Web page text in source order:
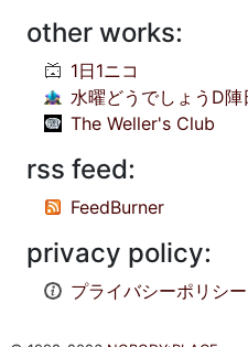
other works:
1日1ニコ
水曜どうでしょうD
The Weller's Club
rss feed:
FeedBurner
privacy policy:
プライバシーポリシー